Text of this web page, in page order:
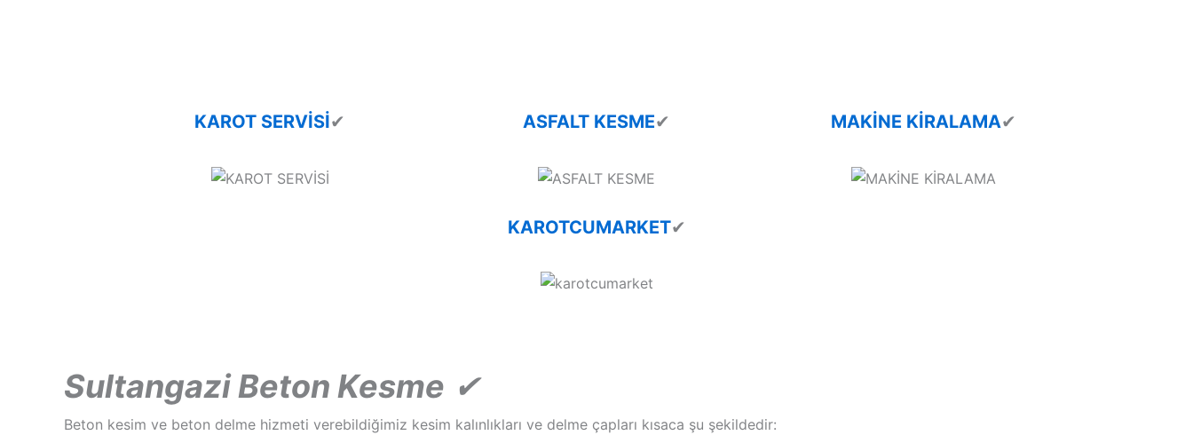
KAROT SERVİSİ✔ ASFALT KESME✔
KAROTCUMARKET✔
MAKİNE KİRALAMA✔
Sultangazi Beton Kesme ✔
Beton kesim ve beton delme hizmeti verebildiğimiz kesim kalınlıkları ve delme çapları kısaca şu şekildedir: